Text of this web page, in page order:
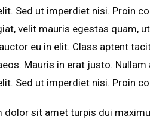
Sed ut imperdiet nisi. Proin
velit mauris egestas quam,
eu in elit. Class aptent
Mauris in erat justo.
Sed ut imperdiet nisi. Proin
dolor sit amet turpis dui